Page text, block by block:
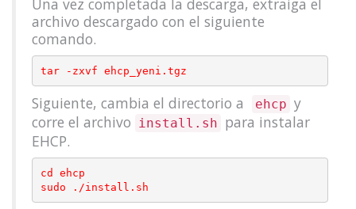
Una vez completada la descarga, extraiga el
archivo descargado con el siguiente
comando.
Siguiente, cambia el directorio a ehcp y
corre el archivo install.sh para instalar
EHCP.
cd ehcp